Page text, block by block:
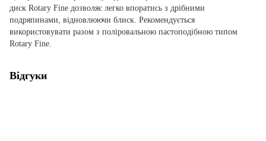
диск Rotary Fine дозволяє легко впоратись з дрібними
подряпинами, відновлюючи блиск. Рекомендується
використовувати разом з поліровальною пастоподібною типом
Rotary Fine.
Відгуки